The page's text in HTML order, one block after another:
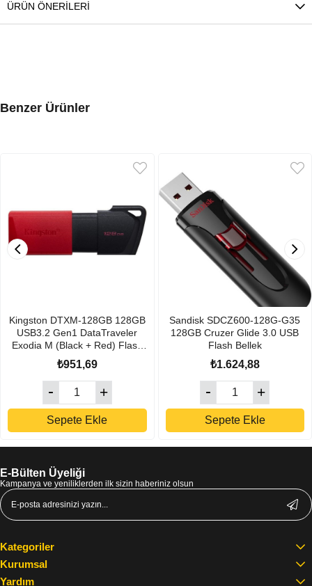
ÜRÜN ÖNERILERI
Benzer Ürünler
Kingston DTXM-128GB 128GB
USB3.2 Gen1 DataTraveler
Exodia M (Black + Red) Flash
Bellek
₺951,69
Sepete Ekle
Sandisk SDCZ600-128G-G35
128GB Cruzer Glide 3.0 USB
Flash Bellek
₺1.624,88
Sepete Ekle
E-Bülten Üyeliği
Kampanya ve yeniliklerden ilk sizin haberiniz olsun
Kategoriler
Kurumsal
Yardım